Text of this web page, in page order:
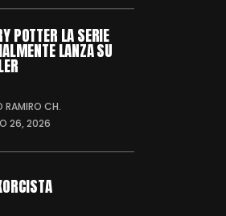
POTTER LA SERIE
LANZA SU
RAMIRO CH.
26, 2026